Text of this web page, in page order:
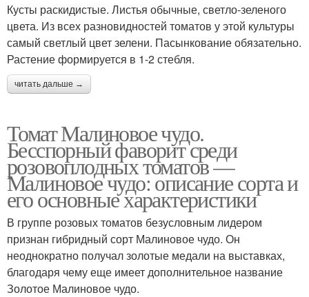
Кусты раскидистые. Листья обычные, светло-зеленого
цвета. Из всех разновидностей томатов у этой культуры
самый светлый цвет зелени. Пасынкование обязательно.
Растение формируется в 1-2 стебля.
читать дальше →
Томат Малиновое чудо.
Бесспорный фаворит среди
розовоплодных томатов —
Малиновое чудо: описание сорта и
его основные характеристики
В группе розовых томатов безусловным лидером
признан гибридный сорт Малиновое чудо. Он
неоднократно получал золотые медали на выставках,
благодаря чему еще имеет дополнительное название
Золотое Малиновое чудо.